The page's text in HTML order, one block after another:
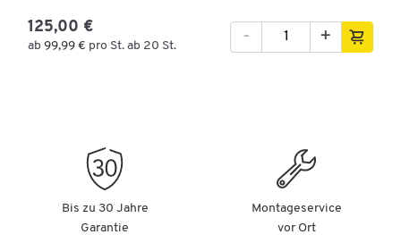
125,00 €
ab 99,99 € pro St. ab 20 St.
+
-
Bis zu 30 Jahre
Garantie
Montageservice
vor Ort